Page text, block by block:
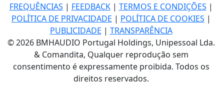
FREQUÊNCIAS | FEEDBACK| TERMOS E CONDIÇÕES |
POLÍTICA DE PRIVACIDADE | POLÍTICA DE COOKIES |
PUBLICIDADE | TRANSPARÊNCIA
© 2026 BMHAUDIO Portugal Holdings, Unipessoal Lda.
& Comandita, Qualquer reprodução sem
consentimento é expressamente proibida. Todos os
direitos reservados.